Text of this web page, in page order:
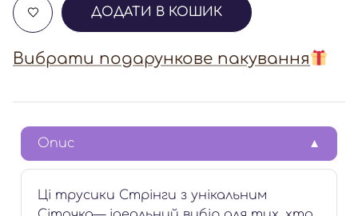
ДОДАТИ В КОШИК
Вибрати подарункове пакування
Опис
Ці трусики Стрінги з унікальним